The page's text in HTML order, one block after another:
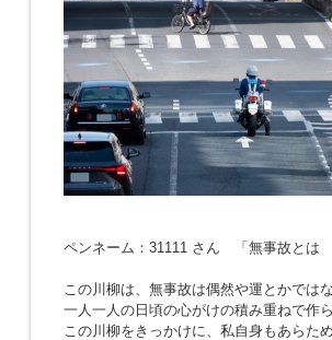
ペンネーム：31111 さん 「無事故と
この川柳は、無事故は偶然や運とかではな
一人一人の日頃の心がけの積み重ねで作
この川柳をきっかけに、私自身もあらた